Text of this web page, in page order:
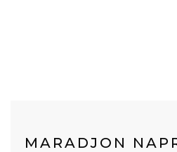
MARADJON